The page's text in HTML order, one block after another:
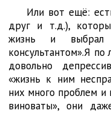
Или вот ещё:
друг и т.д.),
жизнь и выбрал
консультантом».Я
довольно
«жизнь к ним
них много проблем и
виноваты», они